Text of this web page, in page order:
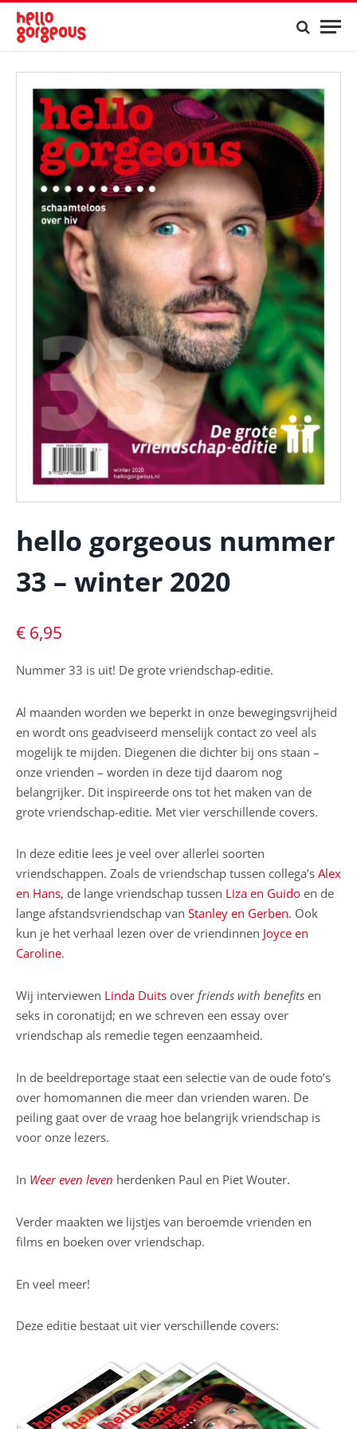
hello gorgeous nummer
33 – winter 2020
€ 6,95
Nummer 33 is uit! De grote vriendschap-editie.
Al maanden worden we beperkt in onze bewegingsvrijheid
en wordt ons geadviseerd menselijk contact zo veel als
mogelijk te mijden. Diegenen die dichter bij ons staan –
onze vrienden – worden in deze tijd daarom nog
belangrijker. Dit inspireerde ons tot het maken van de
grote vriendschap-editie. Met vier verschillende covers.
In deze editie lees je veel over allerlei soorten
vriendschappen. Zoals de vriendschap tussen collega’s Alex
en Hans, de lange vriendschap tussen Liza en Guido en de
lange afstandsvriendschap van Stanley en Gerben. Ook
kun je het verhaal lezen over de vriendinnen Joyce en
Caroline.
Wij interviewen Linda Duits over friends with benefits en
seks in coronatijd; en we schreven een essay over
vriendschap als remedie tegen eenzaamheid.
In de beeldreportage staat een selectie van de oude foto’s
over homomannen die meer dan vrienden waren. De
peiling gaat over de vraag hoe belangrijk vriendschap is
voor onze lezers.
In Weer even leven herdenken Paul en Piet Wouter.
Verder maakten we lijstjes van beroemde vrienden en
films en boeken over vriendschap.
En veel meer!
Deze editie bestaat uit vier verschillende covers: